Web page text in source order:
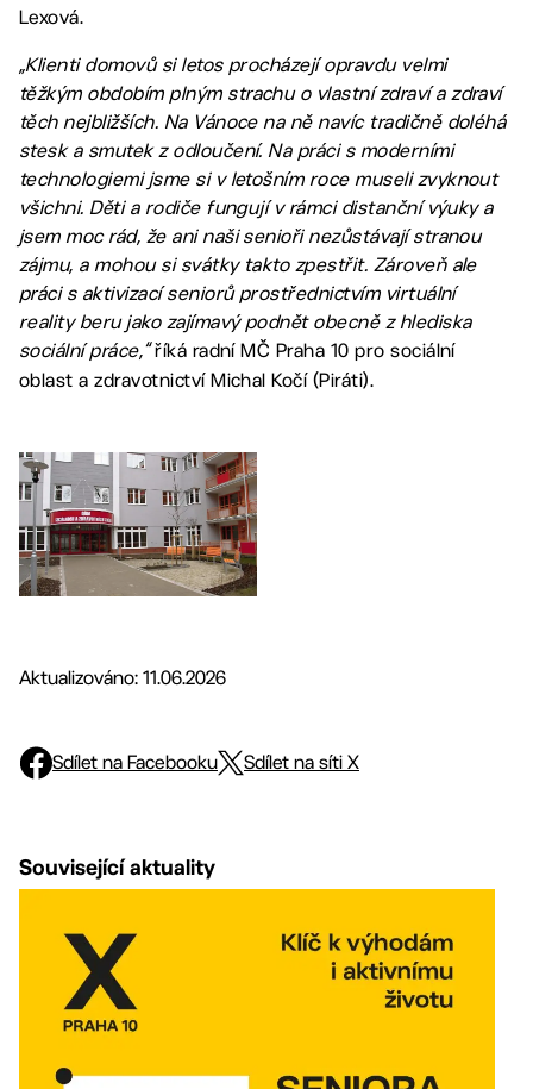
Lexová.
„Klienti domovů si letos procházejí opravdu velmi
těžkým obdobím plným strachu o vlastní zdraví a zdraví
těch nejbližších. Na Vánoce na ně navíc tradičně doléhá
stesk a smutek z odloučení. Na práci s moderními
technologiemi jsme si v letošním roce museli zvyknout
všichni. Děti a rodiče fungují v rámci distanční výuky a
jsem moc rád, že ani naši senioři nezůstávají stranou
zájmu, a mohou si svátky takto zpestřit. Zároveň ale
práci s aktivizací seniorů prostřednictvím virtuální
reality beru jako zajímavý podnět obecně z hlediska
sociální práce,“ říká radní MČ Praha 10 pro sociální
oblast a zdravotnictví Michal Kočí (Piráti).
Aktualizováno: 11.06.2026
Sdílet na Facebooku Sdílet na síti X
Související aktuality